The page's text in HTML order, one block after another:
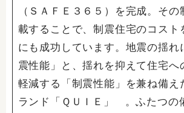
（ＳＡＦＥ３６５）を完成。その
載することで、制震住宅のコスト
にも成功しています。地震の揺れ
震性能」と、揺れを抑えて住宅へ
軽減する「制震性能」を兼ね備え
ランド「ＱＵＩＥ」 。ふたつの